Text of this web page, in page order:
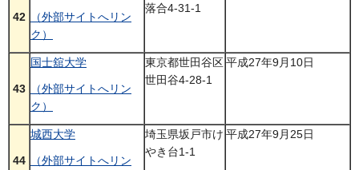
42
（外部サイトへリン
ク）
落合4-31-1
43
国士舘大学
（外部サイトへリン
ク）
東京都世田谷区
世田谷4-28-1
平成27年9月10日
44
城西大学
（外部サイトへリン
埼玉県坂戸市け
やき台1-1
平成27年9月25日